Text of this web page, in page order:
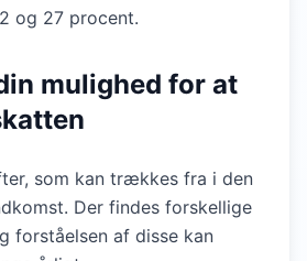
og 27 procent.
mulighed for at
som kan trækkes fra i den
Der findes forskellige
forståelsen af disse kan